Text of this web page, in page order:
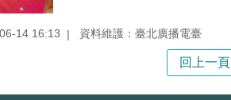
14 16:13 資料維護：臺北廣播電臺
回上一頁